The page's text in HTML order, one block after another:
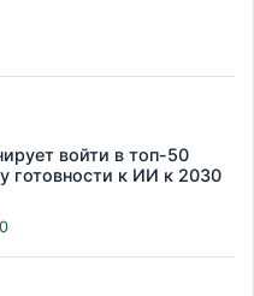
войти в топ-50
готовности к ИИ к 2030
0